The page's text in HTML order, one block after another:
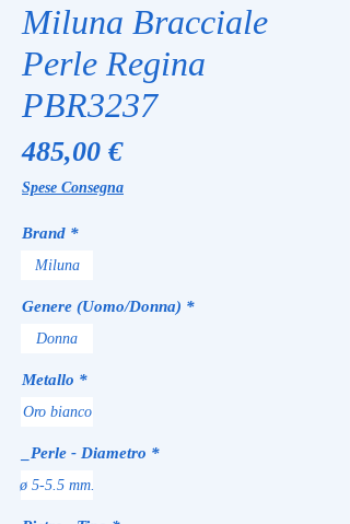
Miluna Bracciale
Perle Regina
PBR3237
485,00 €Prezzo
Spese Consegna
Brand *
Miluna
Genere (Uomo/Donna) *
Donna
Metallo *
Oro bianco
_Perle - Diametro *
ø 5-5.5 mm.